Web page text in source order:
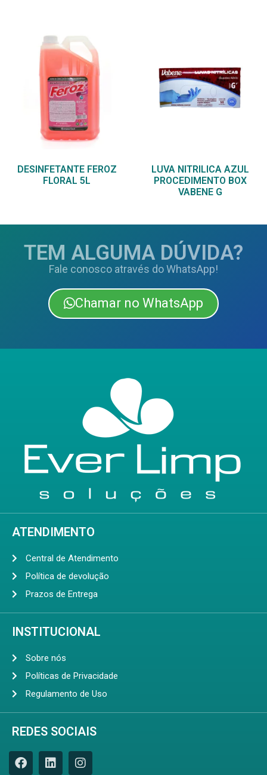
DESINFETANTE FEROZ
FLORAL 5L
LUVA NITRILICA AZUL
PROCEDIMENTO BOX
VABENE G
TEM ALGUMA DÚVIDA?
Fale conosco através do WhatsApp!
Chamar no WhatsApp
ATENDIMENTO
Central de Atendimento
Política de devolução
Prazos de Entrega
INSTITUCIONAL
Sobre nós
Políticas de Privacidade
Regulamento de Uso
REDES SOCIAIS